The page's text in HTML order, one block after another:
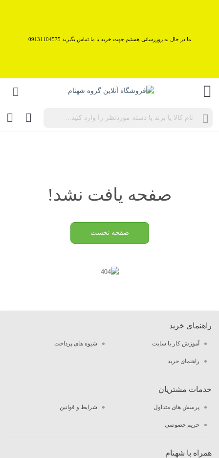
ما در حال به روزرسانی هستیم.جهت خرید با ما تماس بگیرید 09131104575
صفحه یافت نشد!
صفحه نخست
راهنمای خرید
آموزش کار با سایت شیوه های پرداخت
راهنمای خرید
خدمات مشتریان
پرسش های متداول شرایط و قوانین
حریم خصوصی
همراه با شهنام